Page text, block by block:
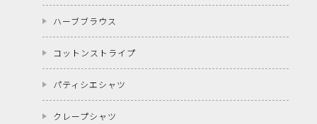
ハーブブラウス
コットンストライプ
パティシエシャツ
クレープシャツ